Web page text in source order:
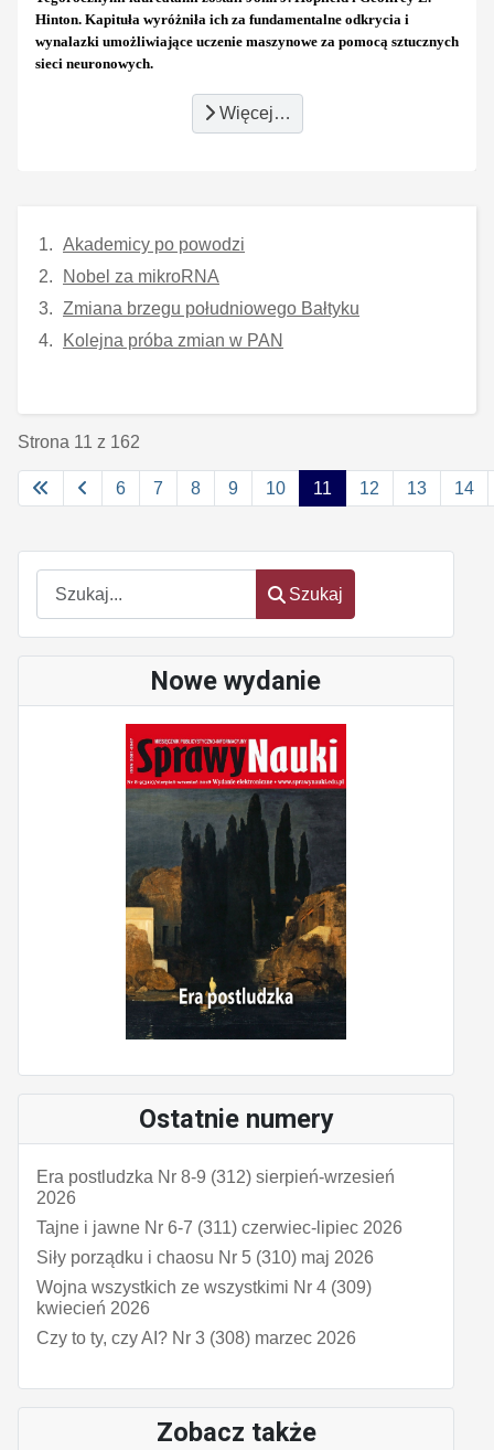
Szukaj
Szukaj
Nowe wydanie
Ostatnie numery
Era postludzka Nr 8-9 (312) sierpień-wrzesień
2026
Tajne i jawne Nr 6-7 (311) czerwiec-lipiec 2026
Siły porządku i chaosu Nr 5 (310) maj 2026
Wojna wszystkich ze wszystkimi Nr 4 (309)
kwiecień 2026
Czy to ty, czy AI? Nr 3 (308) marzec 2026
Zobacz także
Hinton. Kapituła wyróżniła ich za fundamentalne odkrycia i
wynalazki umożliwiające uczenie maszynowe za pomocą sztucznych
sieci neuronowych.
Więcej…
Akademicy po powodzi
Nobel za mikroRNA
Zmiana brzegu południowego Bałtyku
Kolejna próba zmian w PAN
Strona 11 z 162
6 7 8 9 10 11 12 13 14